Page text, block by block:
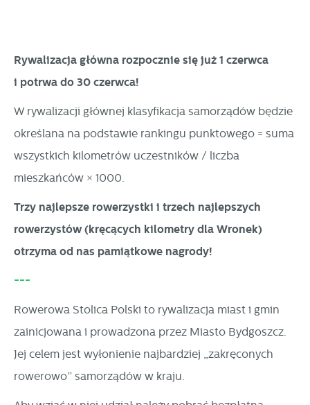
Rywalizacja główna rozpocznie się już 1 czerwca
i potrwa do 30 czerwca!
W rywalizacji głównej klasyfikacja samorządów będzie
określana na podstawie rankingu punktowego = suma
wszystkich kilometrów uczestników / liczba
mieszkańców × 1000.
Trzy najlepsze rowerzystki i trzech najlepszych
rowerzystów (kręcących kilometry dla Wronek)
otrzyma od nas pamiątkowe nagrody!
---
Rowerowa Stolica Polski to rywalizacja miast i gmin
zainicjowana i prowadzona przez Miasto Bydgoszcz.
Jej celem jest wyłonienie najbardziej „zakręconych
rowerowo” samorządów w kraju.